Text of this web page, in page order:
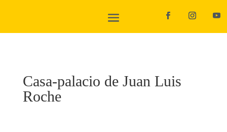
Casa-palacio de Juan Luis
Roche